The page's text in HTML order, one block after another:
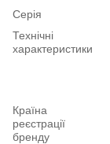
Серія
Технічні
характеристики
Країна
реєстрації
бренду